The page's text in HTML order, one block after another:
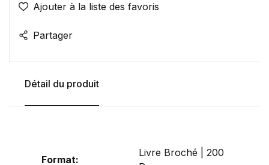
Ajouter à la liste des favoris
Partager
Détail du produit
Format:
Livre Broché | 200